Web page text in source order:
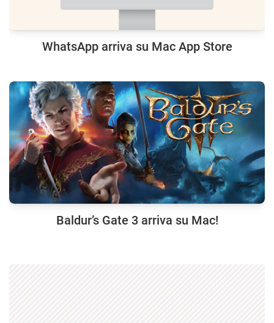
WhatsApp arriva su Mac App Store
Baldur’s Gate 3 arriva su Mac!